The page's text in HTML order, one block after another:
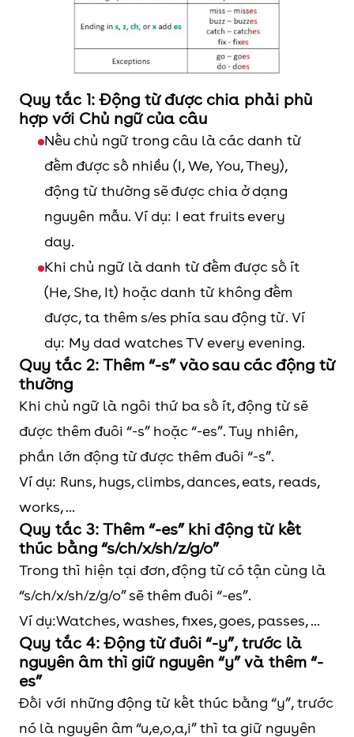
No, S + don’t/ doesn’t
in Dallas every weekend? No, I
don't
+ do/ does (not) + S + V-inf
Ví dụ: What does your mother
do?
Quy tắc 1: Động từ được chia phải phù
hợp với Chủ ngữ của câu
Nếu chủ ngữ trong câu là các danh từ
đếm được số nhiều (I, We, You, They),
động từ thường sẽ được chia ở dạng
nguyên mẫu. Ví dụ: I eat fruits every
day.
Khi chủ ngữ là danh từ đếm được số ít
(He, She, It) hoặc danh từ không đếm
được, ta thêm s/es phía sau động từ. Ví
dụ: My dad watches TV every evening.
Quy tắc 2: Thêm “-s” vào sau các động từ
thường
Khi chủ ngữ là ngôi thứ ba số ít, động từ sẽ
được thêm đuôi “-s” hoặc “-es”. Tuy nhiên,
phần lớn động từ được thêm đuôi “-s”.
Ví dụ: Runs, hugs, climbs, dances, eats, reads,
works, ...
Quy tắc 3: Thêm “-es” khi động từ kết
thúc bằng “s/ch/x/sh/z/g/o”
Trong thì hiện tại đơn, động từ có tận cùng là
“s/ch/x/sh/z/g/o” sẽ thêm đuôi “-es”.
Ví dụ:Watches, washes, fixes, goes, passes, ...
Quy tắc 4: Động từ đuôi “-y”, trước là
nguyên âm thì giữ nguyên “y” và thêm “-
es”
Đối với những động từ kết thúc bằng “y”, trước
nó là nguyên âm “u,e,o,a,i” thì ta giữ nguyên